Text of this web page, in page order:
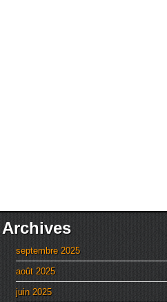
Archives
septembre 2025
août 2025
juin 2025